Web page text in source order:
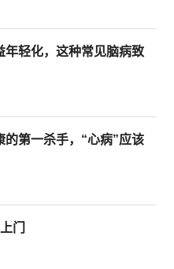
年轻化，这种常见脑病致
第一杀手，“心病”应该
门